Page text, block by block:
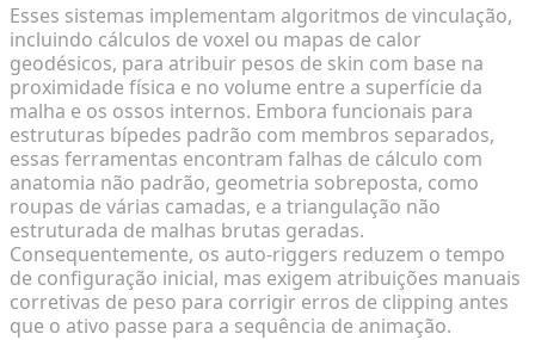
Esses sistemas implementam algoritmos de vinculação,
incluindo cálculos de voxel ou mapas de calor
geodésicos, para atribuir pesos de skin com base na
proximidade física e no volume entre a superfície da
malha e os ossos internos. Embora funcionais para
estruturas bípedes padrão com membros separados,
essas ferramentas encontram falhas de cálculo com
anatomia não padrão, geometria sobreposta, como
roupas de várias camadas, e a triangulação não
estruturada de malhas brutas geradas.
Consequentemente, os auto-riggers reduzem o tempo
de configuração inicial, mas exigem atribuições manuais
corretivas de peso para corrigir erros de clipping antes
que o ativo passe para a sequência de animação.